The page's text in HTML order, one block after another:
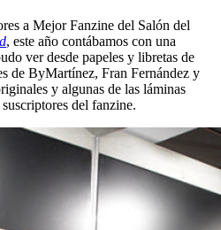
a Mejor Fanzine del Salón del
, este año contábamos con una
ver desde papeles y libretas de
de ByMartínez, Fran Fernández y
y algunas de las láminas
del fanzine.